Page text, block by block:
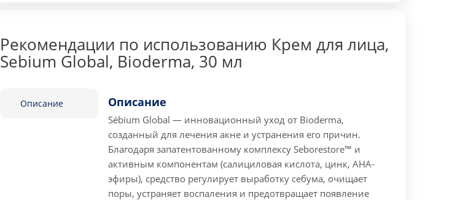
Рекомендации по использованию Крем для лица,
Sebium Global, Bioderma, 30 мл
Описание Описание
Sébium Global — инновационный уход от Bioderma,
созданный для лечения акне и устранения его причин.
Благодаря запатентованному комплексу Seborestore™ и
активным компонентам (салициловая кислота, цинк, AHA-
эфиры), средство регулирует выработку себума, очищает
поры, устраняет воспаления и предотвращает появление